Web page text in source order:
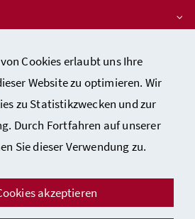
Cookies erlaubt uns Ihre
Website zu optimieren. Wir
zu Statistikzwecken und zur
Durch Fortfahren auf unserer
Sie dieser Verwendung zu.
akzeptieren
Datenschutz